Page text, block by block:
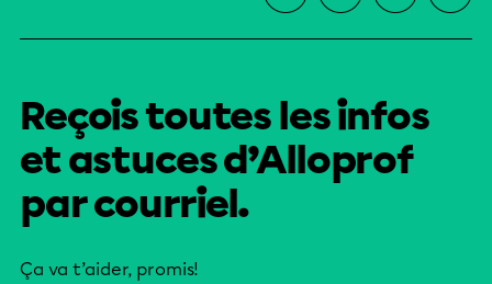
Reçois toutes les infos
et astuces d’Alloprof
par courriel.
Ça va t’aider, promis!